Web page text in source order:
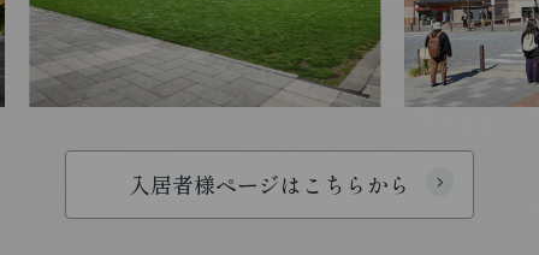
入居者様ページはこちらから